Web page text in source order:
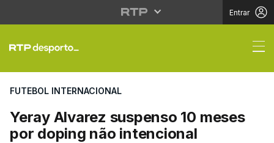
Entrar
Yeray Alvarez
FUTEBOL INTERNACIONAL
Yeray Alvarez suspenso 10 meses
por doping não intencional